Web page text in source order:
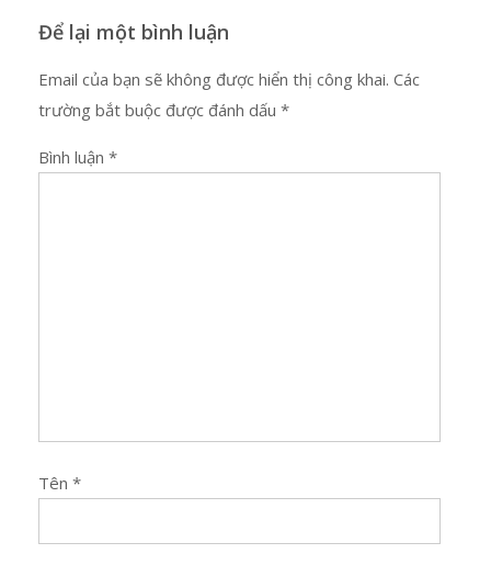
Để lại một bình luận
Email của bạn sẽ không được hiển thị công khai. Các
trường bắt buộc được đánh dấu *
Bình luận *
Tên *